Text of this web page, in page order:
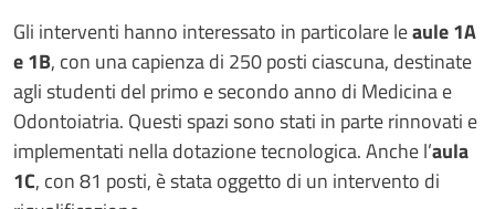
Gli interventi hanno interessato in particolare leaule 1A
e 1B, con una capienza di 250 posti ciascuna, destinate
agli studenti del primo e secondo anno di Medicina e
Odontoiatria. Questi spazi sono stati in parte rinnovati e
implementati nella dotazione tecnologica. Anche l’aula
1C, con 81 posti, è stata oggetto di un intervento di